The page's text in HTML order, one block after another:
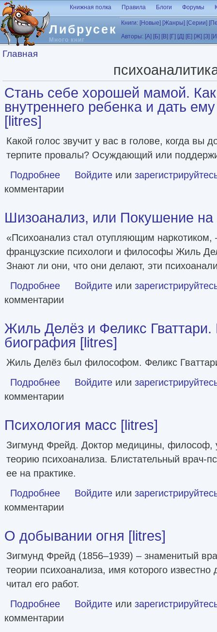
Перейти к основному содержанию
Либрусек
Много книг
Книжная полка Правила Блоги Форумы
Книги: [Новые] [Жанры] [Серии]
Авторы: [А] [Б] [В] [Г] [Д] [Е] [Ж] [З]
Вы здесь
Главная
Стань себе хорошей мамой. Как
внутреннего ребенка и дать
[litres]
Какой голос звучит у вас в голове, когда вы
терпите провалы? Осуждающий или
Подробнее о Стань себе хорошей мамой. Как согреть своего
Войдите или
комментарии
Шизоанализ, или Покушение
«Психоанализ стал отупляющим наркотиком,
французские психологи и философы Жиль
Знают ли они, что они делают, эти
Подробнее о Шизоанализ, или Покушение на Фрейда [litres]
Войдите или
комментарии
Жиль Делёз и Феликс Гваттари.
биография [litres]
Жиль Делёз был философом. Феликс
Подробнее о Жиль Делёз и Феликс Гваттари. Перекрестная
Войдите или
комментарии
Психология масс [litres]
Зигмунд Фрейд. Доктор медицины, философ,
теорию психоанализа. Блистательный врач-
ее на практике.
Подробнее о Психология масс [litres]
Войдите или
комментарии
О добывании огня [litres]
Зигмунд Фрейд (1856–1939) – знаменитый
теории психоанализа, имя которого известно
читал его работ.
Подробнее о О добывании огня [litres]
Войдите или
комментарии